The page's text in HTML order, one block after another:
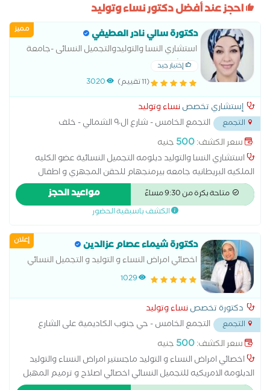
احجز عند أفضل دكتور نساء وتوليد
مميز دكتورة سالي نادر العطيفي
استشاري النسا والتوليدوالتجميل النسائى -جامعة
عين شمس
إختيار جيد
(11 تقييم) 3020
إستشاري تخصصنساء وتوليد
التجمع
التجمع الخامس - شارع ال٩٠ الشمالي - خلف
المستشفي الجوي...سعر الكشف:500 جنيه
استشاري النسا والتوليد دبلومه التجميل النسائية عضو الكليه
الملكيه البريطانيه جامعه بيرمنجهام للحقن المجهري و اطفال
الانابيب متخصصة فى ( الولادة الطبيعية والقيصرية - الربط- وتكيس
المبايض- المناظير - الحقن المجهرى - تجميل النسائى- تاخر الانجاب -
متاحة بكرة من 9:30 مساءً مواعيد الحجز
الكشف باسبقية الحضور
إعلان دكتورة شيماء عصام عزالدين
اخصائي امراض النساء و التوليد و التجميل النسائي
ماجستير جامعة الاسكندرية دبلومة الامريكية في
1029
دكتورة تخصصنساء وتوليد
التجمع
التجمع الخامس - حي جنوب الكاديمية على الشارع
بين مسجد الشرطه ومسجد حسن الشربتلي
سعر الكشف:500 جنيه
اخصائي امراض النساء و التوليد ماجستير امراض النساء والتوليد
الدبلومة الامريكيه للتجميل النسائي اخصائي اصلاح و ترميم المهبل